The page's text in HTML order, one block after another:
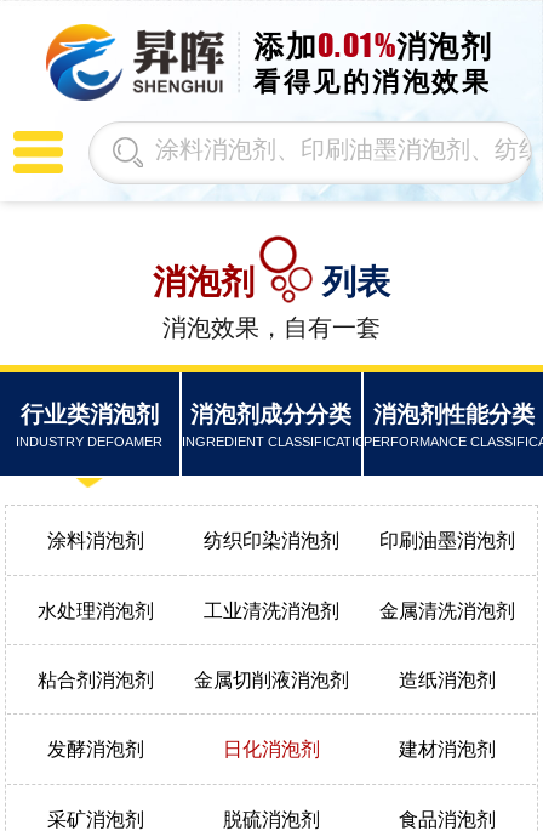
添加0.01%消泡剂
看得见的消泡效果
消泡剂 列表
消泡效果，自有一套
行业类消泡剂
INDUSTRY DEFOAMER
涂料消泡剂 纺织印染消泡剂 印刷油墨消泡剂
水处理消泡剂 工业清洗消泡剂 金属清洗消泡剂
粘合剂消泡剂 金属切削液消泡剂 造纸消泡剂
发酵消泡剂 日化消泡剂 建材消泡剂
采矿消泡剂 脱硫消泡剂 食品消泡剂
消泡剂成分分类
INGREDIENT CLASSIFICATION
消泡剂性能分类
PERFORMANCE